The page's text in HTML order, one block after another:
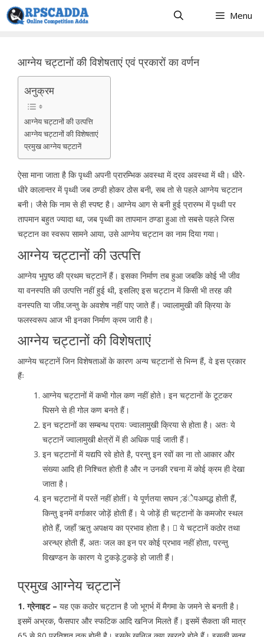
Skip
to
Menu
आग्नेय चट्टानों की विशेषताएं एवं प्रकारों का वर्णन
अनुक्रम
आग्नेय चट्टानों की उत्पत्ति
आग्नेय चट्टानों की विशेषताएं
प्रमुख आग्नेय चट्टानें
ऐसा माना जाता है कि पृथ्वी अपनी प्रारम्भिक अवस्था में द्रव अवस्था में थी। धीरे-
धीरे कालान्तर में पृथ्वी जब ठण्डी होकर ठोस बनी, सब तो से पहले आग्नेय चट्टान
बनी। जैसे कि नाम से ही स्पष्ट है। आग्नेय आग से बनी हुई प्रारम्भ में पृथ्वी पर
तापमान बहुत ज्यादा था, जब पृथ्वी का तापमान ठण्डा हुआ तो सबसे पहले जिस
चट्टान का स्वरूप सामने आया, उसे आग्नेय चट्टान का नाम दिया गया।
आग्नेय चट्टानों की उत्पत्ति
आग्नेय भूपृष्ठ की प्रथम चट्टानें हैं। इसका निर्माण तब हुआ जबकि कोई भी जीव
या वनस्पति की उत्पत्ति नहीं हुई थी, इसलिए इस चट्टान में किसी भी तरह की
वनस्पति या जीव.जन्तु के अवशेष नहीं पाए जाते हैं। ज्वालामुखी की क्रिया के
फलस्वरूप आज भी इनका निर्माण क्रम जारी है।
आग्नेय चट्टानों की विशेषताएं
आग्नेय चट्टानें जिन विशेषताओं के कारण अन्य चट्टानों से भिन्न हैं, वे इस प्रकार
हैंः
आग्नेय चट्टानों में कभी गोल कण नहीं होते। इन चट्टानों के टूटकर
घिसने से ही गोल कण बनते हैं।
इन चट्टानों का सम्बन्ध प्रायः ज्वालामुखी क्रिया से होता है। अतः ये
चट्टानें ज्वालामुखी क्षेत्रों में ही अधिक पाई जाती हैं।
इन चट्टानों में यद्यपि रवे होते है, परन्तु इन रवों का ना तो आकार और
संख्या आदि ही निश्चित होती है और न उनकी रचना में कोई क्रम ही देखा
जाता है।
इन चट्टानों में परतें नहीं होतीं। ये पूर्णतया सघन ;डंेेपअमद्ध होती हैं,
किन्तु इनमें वर्गाकार जोड़ें होती हैं। ये जोड़ें ही चट्टानों के कमजोर स्थल
होते हैं, जहाँ ऋतु अपक्षय का प्रभाव होता है।  ये चट्टानें कठोर तथा
अरन्ध्र होती हैं, अतः जल का इन पर कोई प्रभाव नहीं होता, परन्तु
विखण्डन के कारण ये टुकड़े.टुकड़े हो जाती हैं।
प्रमुख आग्नेय चट्टानें
1. ग्रेनाइट – यह एक कठोर चट्टान है जो भूगर्भ में मैगमा के जमने से बनती है।
इसमें अभ्रक, फैसपार और स्फटिक आदि खनिज मिलते हैं। इसमें सैकता की मात्र